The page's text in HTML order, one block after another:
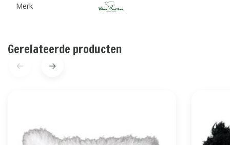
Merk
Gerelateerde producten